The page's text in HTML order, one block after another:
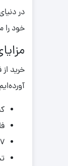
در
خود را
خرید
7 روز ضمانت بازگشت: در صورت عدم رضایت، می‌توانید محصول را مرجوع کرده و هزینه خود را دریافت کنید.